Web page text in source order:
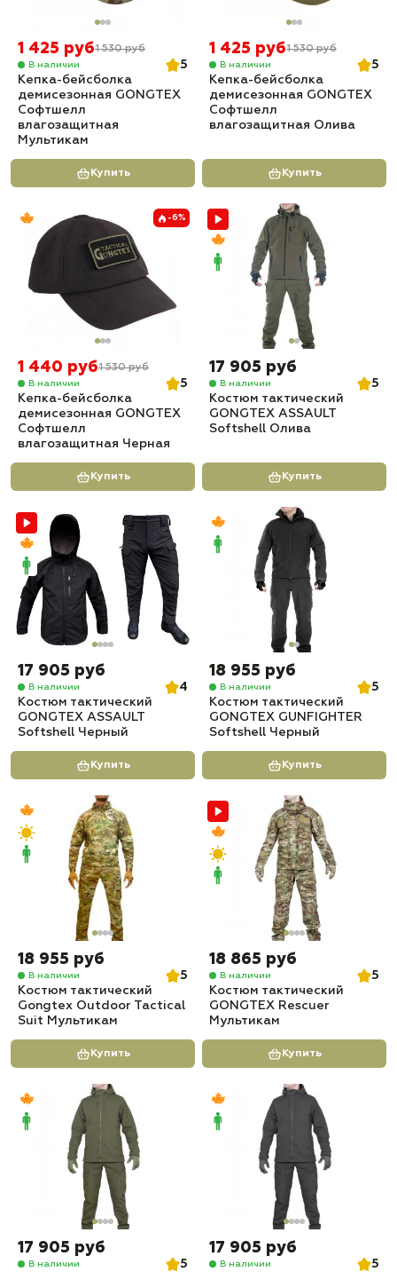
1 425 руб1 530 руб
В наличии
5
Кепка-бейсболка
демисезонная GONGTEX
Софтшелл
влагозащитная
Мультикам
Купить
1 425 руб1 530 руб
В наличии
5
Кепка-бейсболка
демисезонная GONGTEX
Софтшелл
влагозащитная Олива
Купить
-6%
1 440 руб1 530 руб
В наличии
5
Кепка-бейсболка
демисезонная GONGTEX
Софтшелл
влагозащитная Черная
Купить
17 905 руб
В наличии
5
Костюм тактический
GONGTEX ASSAULT
Softshell Олива
Купить
17 905 руб
В наличии
4
Костюм тактический
GONGTEX ASSAULT
Softshell Черный
Купить
18 955 руб
В наличии
5
Костюм тактический
GONGTEX GUNFIGHTER
Softshell Черный
Купить
18 955 руб
В наличии
5
Костюм тактический
Gongtex Outdoor Tactical
Suit Мультикам
Купить
18 865 руб
В наличии
5
Костюм тактический
GONGTEX Rescuer
Мультикам
Купить
17 905 руб
В наличии
5
17 905 руб
В наличии
5